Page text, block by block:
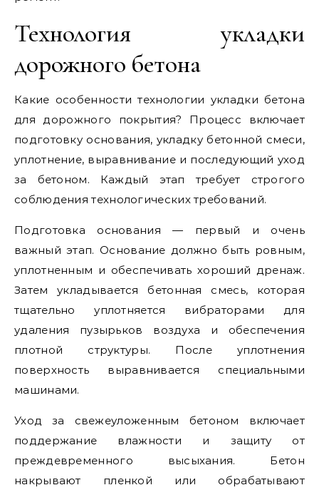
Технология укладки
дорожного бетона
Какие особенности технологии укладки бетона
для дорожного покрытия? Процесс включает
подготовку основания, укладку бетонной смеси,
уплотнение, выравнивание и последующий уход
за бетоном. Каждый этап требует строгого
соблюдения технологических требований.
Подготовка основания — первый и очень
важный этап. Основание должно быть ровным,
уплотненным и обеспечивать хороший дренаж.
Затем укладывается бетонная смесь, которая
тщательно уплотняется вибраторами для
удаления пузырьков воздуха и обеспечения
плотной структуры. После уплотнения
поверхность выравнивается специальными
машинами.
Уход за свежеуложенным бетоном включает
поддержание влажности и защиту от
преждевременного высыхания. Бетон
накрывают пленкой или обрабатывают